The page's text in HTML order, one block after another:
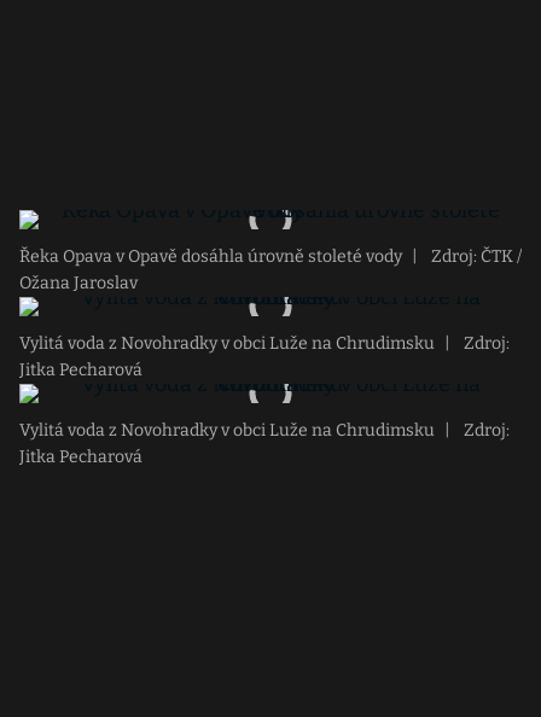
Řeka Opava v Opavě dosáhla úrovně stoleté vody
Zdroj: ČTK /
Ožana Jaroslav
Vylitá voda z Novohradky v obci Luže na Chrudimsku
Zdroj:
Jitka Pecharová
Vylitá voda z Novohradky v obci Luže na Chrudimsku
Zdroj:
Jitka Pecharová